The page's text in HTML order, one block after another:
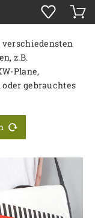
verschiedensten
z.B.
Plane,
gebrauchtes